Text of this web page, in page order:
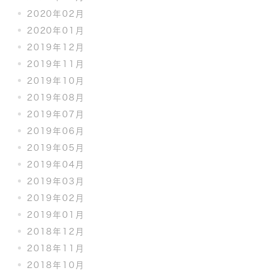
2020年02月
2020年01月
2019年12月
2019年11月
2019年10月
2019年08月
2019年07月
2019年06月
2019年05月
2019年04月
2019年03月
2019年02月
2019年01月
2018年12月
2018年11月
2018年10月